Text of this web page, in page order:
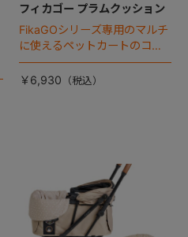
フィカゴー プラムクッション
FikaGOシリーズ専用のマルチ
に使えるペットカートのコー
ナークッション登場。
￥6,930